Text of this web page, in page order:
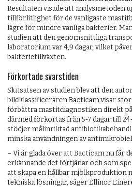
Resultaten visade att analysmetoden
tillförlitlighet för de vanligaste
lägre för mindre vanliga bakterier.
studien att den genomsnittliga
laboratorium var 4,9 dagar, vilket
bakterietillväxten.
Förkortade svarstiden
Slutsatsen av studien blev att den
bildklassificeraren Bacticam visar
förbättra mastitdiagnostiken direkt
därmed förkortas från 5-7 dagar till
stödjer målinriktad
minska användningen av
– Vi är glada över att Bacticam nu får
erkännande det förtjänar och som
att skapa en hållbar mjölkproduktion
tekniska lösningar, säger Ellinor